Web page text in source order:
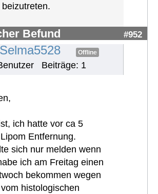
Befund #952
Selma5528 Offline
Beiträge: 1
ich hatte vor ca 5
Entfernung.
sich nur melden wenn
ich am Freitag einen
bekommen wegen
histologischen